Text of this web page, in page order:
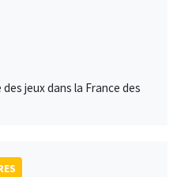
jeux dans la France des